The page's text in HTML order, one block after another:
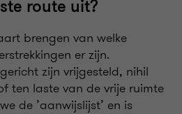
route uit?
brengen van welke
er zijn.
zijn vrijgesteld, nihil
ten laste van de vrije ruimte
de ’aanwijslijst’ en is